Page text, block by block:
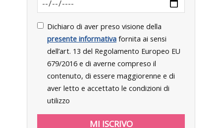
Dichiaro di aver preso visione della
presente informativa fornita ai sensi
dell’art. 13 del Regolamento Europeo EU
679/2016 e di averne compreso il
contenuto, di essere maggiorenne e di
aver letto e accettato le condizioni di
utilizzo